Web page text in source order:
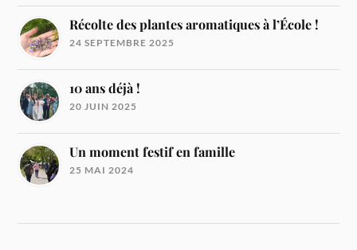
Récolte des plantes aromatiques à l’École !
24 SEPTEMBRE 2025
10 ans déjà !
20 JUIN 2025
Un moment festif en famille
25 MAI 2024